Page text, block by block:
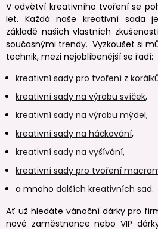
V odvětví kreativního tvoření se
let. Každá naše kreativní sada
základě našich vlastních
současnými trendy. Vyzkoušet si
technik, mezi nejoblíbenější se řadí:
kreativní sady pro tvoření z
kreativní sady na výrobu svíček,
kreativní sady na výrobu mýdel,
kreativní sady na háčkování,
kreativní sady na vyšívání,
kreativní sady pro tvoření
a mnoho dalších kreativních sad.
Ať už hledáte vánoční dárky pro
nové zaměstnance nebo VIP